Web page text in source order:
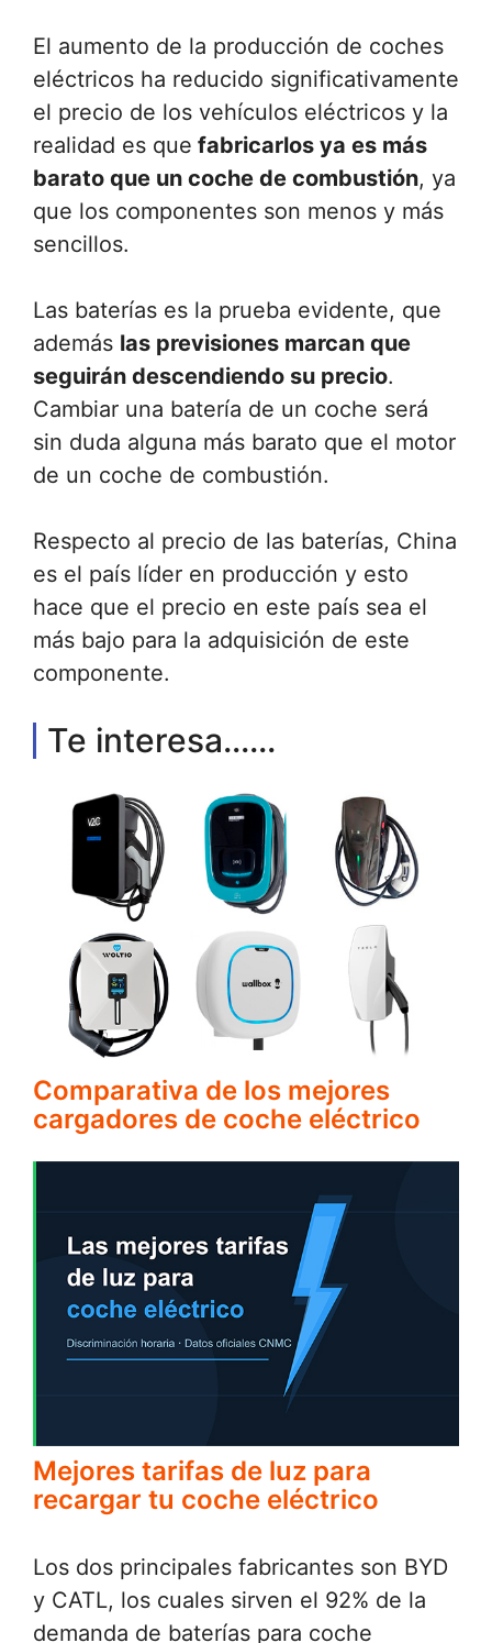
El aumento de la producción de coches
eléctricos ha reducido significativamente
el precio de los vehículos eléctricos y la
realidad es que fabricarlos ya es más
barato que un coche de combustión, ya
que los componentes son menos y más
sencillos.
Las baterías es la prueba evidente, que
además las previsiones marcan que
seguirán descendiendo su precio.
Cambiar una batería de un coche será
sin duda alguna más barato que el motor
de un coche de combustión.
Respecto al precio de las baterías, China
es el país líder en producción y esto
hace que el precio en este país sea el
más bajo para la adquisición de este
componente.
Te interesa......
Comparativa de los mejores
cargadores de coche eléctrico
Mejores tarifas de luz para
recargar tu coche eléctrico
Los dos principales fabricantes son BYD
y CATL, los cuales sirven el 92% de la
demanda de baterías para coche